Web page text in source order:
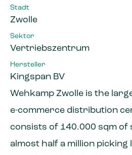
Stadt
Zwolle
Sektor
Vertriebszentrum
Hersteller
Kingspan BV
Wehkamp Zwolle is the
e-commerce distribution
consists of 140.000 sqm of
almost half a million picking